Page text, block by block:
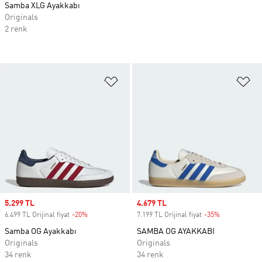
Sale price
5.299 TL
6.499 TL Orijinal fiyat -20%
Samba OG Ayakkabı
Originals
34 renk
Sale price
4.679 TL
7.199 TL Orijinal fiyat -35%
SAMBA OG AYAKKABI
Originals
34 renk
Samba XLG Ayakkabı
Originals
2 renk